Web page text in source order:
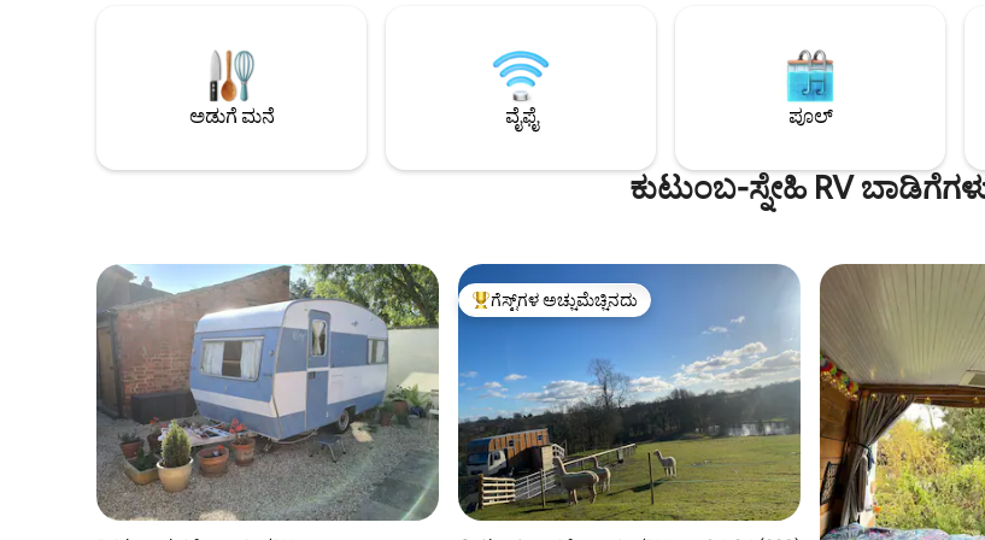
ಮತ್ತು ತುಂಬಾ ಆರಾಮದಾಯಕ ಹಾಸಿಗೆ. ಸೊಗಸಾದ
ಕುದುರೆ ಪೆಟ್ಟಿಗೆಯ ಬಾತ್‌ರೂಮ್ ಸಹ ಮೇನ್ಸ್
ಪ್ಲಂಬಿಂಗ್ ಅನ್ನು ಹೊಂದಿದೆ. ಚೆನ್ನಾಗಿ ವರ್ತಿಸಿದ
ನಾಯಿಗಳು ತುಂಬಾ ಸ್ವಾಗತಾರ್ಹವಾಗಿವೆ... ಅವರು
ವಿಶ್ರಾಂತಿಗೆ ಸುಂದರವಾದ ಸ್ಥಳವಾಗಿದೆ. ವುಡ್ ಬರ್ನರ್
ಮತ್ತು ಆರಾಮದಾಯಕ ಒಳಾಂಗಣ ಗ್ರಾಮೀಣ
ಹ್ಯಾಂಪ್‌ಶೈರ್‌ನಲ್ಲಿ ಏಕಾಂತ ಸೆಟ್ಟಿಂಗ್ ದಂಪತಿಗಳಿಗೆ
ಮತ್ತು ವಿಶೇಷ ಸಂದರ್ಭಗಳಿಗೆ ಸೂಕ್ತವಾಗಿದೆ
ದೂರದಲ್ಲಿದೆ, ಇದು
ಸೂಕ್ತವಾಗಿದೆ. ದಿ
ಟಾಪ್ 10 ಯುಕೆ ಆಫ್-
ಸ್ನೇಹಿ) ಕಾಣಿಸಿಕೊಂಡಿದೆ.
ಅಡುಗೆ ಮನೆ ವೈಫೈ ಪೂಲ್
ಕುಟುಂಬ-ಸ್ನೇಹಿ RV
ಗೆಸ್ಟ್‌ಗಳಿಗೆ ಅತಿ ಹೆಚ್ಚು ಅಚ್ಚುಮೆಚ್ಚಿನದು
ಗೆಸ್ಟ್‌ಗಳ ಅಚ್ಚುಮೆಚ್ಚಿನದು